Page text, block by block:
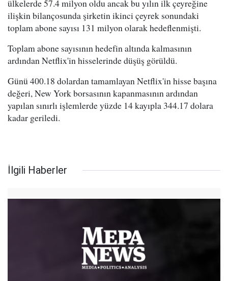
ülkelerde 57.4 milyon oldu ancak bu yılın ilk çeyreğine
ilişkin bilançosunda şirketin ikinci çeyrek sonundaki
toplam abone sayısı 131 milyon olarak hedeflenmişti.
Toplam abone sayısının hedefin altında kalmasının
ardından Netflix'in hisselerinde düşüş görüldü.
Günü 400.18 dolardan tamamlayan Netflix'in hisse başına
değeri, New York borsasının kapanmasının ardından
yapılan sınırlı işlemlerde yüzde 14 kayıpla 344.17 dolara
kadar geriledi.
İlgili Haberler